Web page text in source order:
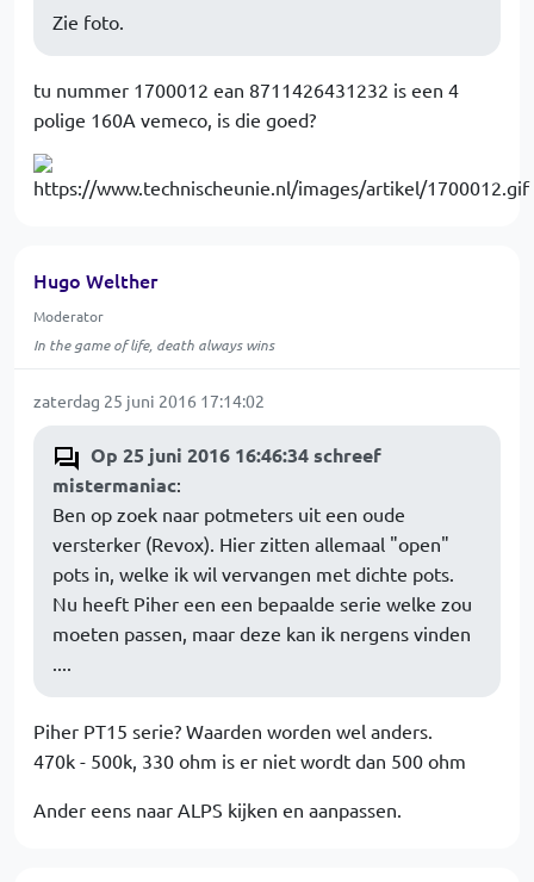
Zie foto.
tu nummer 1700012 ean 8711426431232 is een 4
polige 160A vemeco, is die goed?
Hugo Welther
Moderator
In the game of life, death always wins
zaterdag 25 juni 2016 17:14:02
Op 25 juni 2016 16:46:34 schreef
mistermaniac:
Ben op zoek naar potmeters uit een oude
versterker (Revox). Hier zitten allemaal "open"
pots in, welke ik wil vervangen met dichte pots.
Nu heeft Piher een een bepaalde serie welke zou
moeten passen, maar deze kan ik nergens vinden
....
Piher PT15 serie? Waarden worden wel anders.
470k - 500k, 330 ohm is er niet wordt dan 500 ohm
Ander eens naar ALPS kijken en aanpassen.